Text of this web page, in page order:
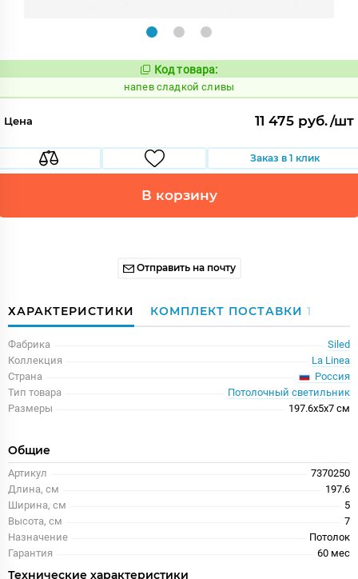
Код:
1089511
Код товара:
напев сладкой сливы
Цена 11 475 руб./шт
Заказ в 1 клик
В корзину
Отправить на почту
ХАРАКТЕРИСТИКИ КОМПЛЕКТ ПОСТАВКИ 1
Фабрика
Siled
Коллекция
La Linea
Страна
Россия
Тип товара
Потолочный светильник
Размеры
197.6x5x7 см
Общие
Артикул
7370250
Длина, см
197.6
Ширина, см
5
Высота, см
7
Назначение
Потолок
Гарантия
60 меc
Технические характеристики